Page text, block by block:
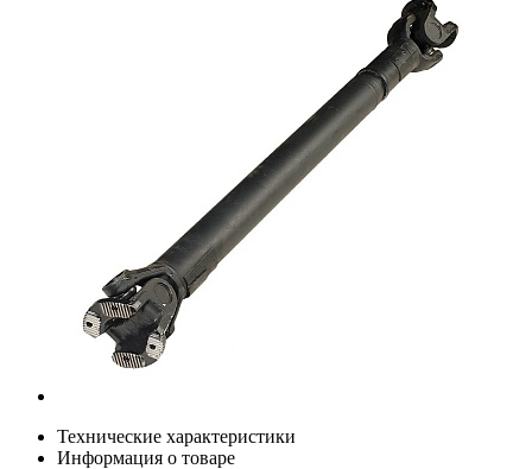
Технические характеристики
Информация о товаре